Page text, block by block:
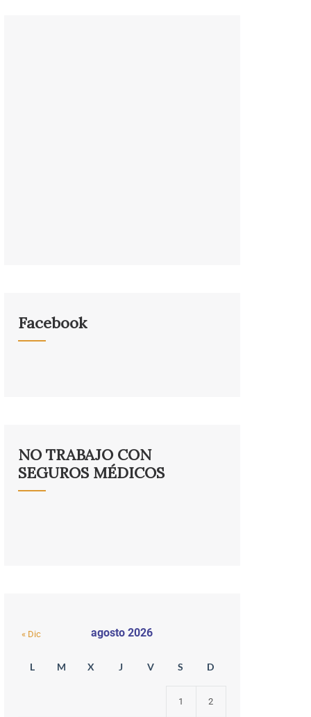
Facebook
NO TRABAJO CON
SEGUROS MÉDICOS
agosto 2026
L M X J V S D
1 2
« Dic